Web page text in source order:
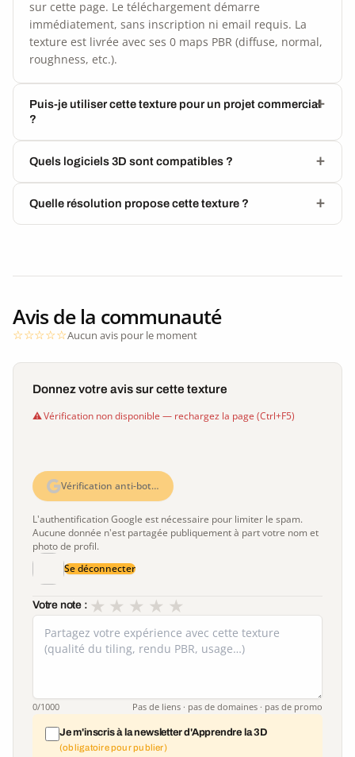
sur cette page. Le téléchargement démarre
immédiatement, sans inscription ni email requis. La
texture est livrée avec ses 0 maps PBR (diffuse, normal,
roughness, etc.).
Puis-je utiliser cette texture pour un projet commercial
?
Quels logiciels 3D sont compatibles ?
Quelle résolution propose cette texture ?
Avis de la communauté
Aucun avis pour le moment
Donnez votre avis sur cette texture
Vérification non disponible — rechargez la page (Ctrl+F5)
Vérification anti-bot…
L'authentification Google est nécessaire pour limiter le spam.
Aucune donnée n'est partagée publiquement à part votre nom et
photo de profil.
Se déconnecter
Votre note : ★
★
★
★
★
0/1000 Pas de liens · pas de domaines · pas de promo
Je m'inscris à la newsletter d'Apprendre la 3D
(obligatoire pour publier)